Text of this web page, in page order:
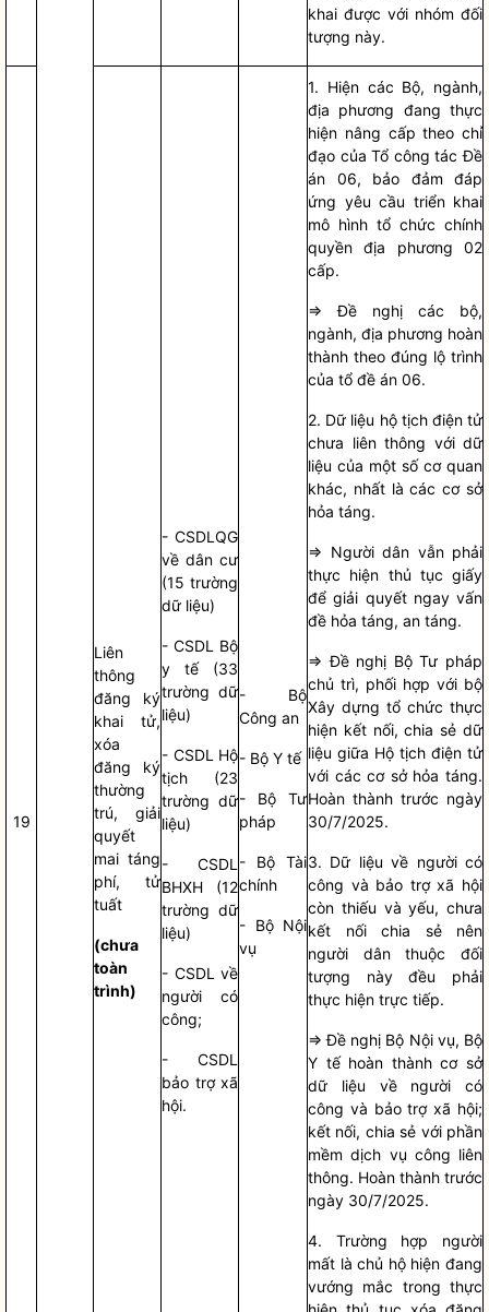
khai được với nhóm đối
tượng này.
19
Liên
thông
đăng ký
khai tử,
xóa
đăng ký
thường
trú, giải
quyết
mai táng
phí, tử
tuất
(chưa
toàn
trình)
- CSDLQG
về dân cư
(15 trường
dữ liệu)
- CSDL Bộ
y tế (33
trường dữ
liệu)
- CSDL Hộ
tịch (23
trường dữ
liệu)
- CSDL
BHXH (12
trường dữ
liệu)
- CSDL về
người có
công;
- CSDL
bảo trợ xã
hội.
- Bộ
Công an
- Bộ Y tế
- Bộ Tư
pháp
- Bộ Tài
chính
- Bộ Nội
vụ
1. Hiện các Bộ, ngành,
địa phương đang thực
hiện nâng cấp theo chỉ
đạo của Tổ công tác Đề
án 06, bảo đảm đáp
ứng yêu cầu triển khai
mô hình tổ chức chính
quyền địa phương 02
cấp.
=> Đề nghị các bộ,
ngành, địa phương hoàn
thành theo đúng lộ trình
của tổ đề án 06.
2. Dữ liệu hộ tịch điện tử
chưa liên thông với dữ
liệu của một số cơ quan
khác, nhất là các cơ sở
hỏa táng.
=> Người dân vẫn phải
thực hiện thủ tục giấy
để giải quyết ngay vấn
đề hỏa táng, an táng.
=> Đề nghị Bộ Tư pháp
chủ trì, phối hợp với bộ
Xây dựng tổ chức thực
hiện kết nối, chia sẻ dữ
liệu giữa Hộ tịch điện tử
với các cơ sở hỏa táng.
Hoàn thành trước ngày
30/7/2025.
3. Dữ liệu về người có
công và bảo trợ xã hội
còn thiếu và yếu, chưa
kết nối chia sẻ nên
người dân thuộc đối
tượng này đều phải
thực hiện trực tiếp.
=> Đề nghị Bộ Nội vụ, Bộ
Y tế hoàn thành cơ sở
dữ liệu về người có
công và bảo trợ xã hội;
kết nối, chia sẻ với phần
mềm dịch vụ công liên
thông. Hoàn thành trước
ngày 30/7/2025.
4. Trường hợp người
mất là chủ hộ hiện đang
vướng mắc trong thực